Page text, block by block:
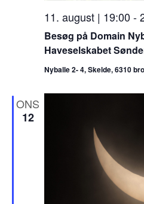
Besøg på Domain
Haveselskabet
11. august | 19:00 -
Nyballe 2- 4, Skelde, 6310
ONS
12